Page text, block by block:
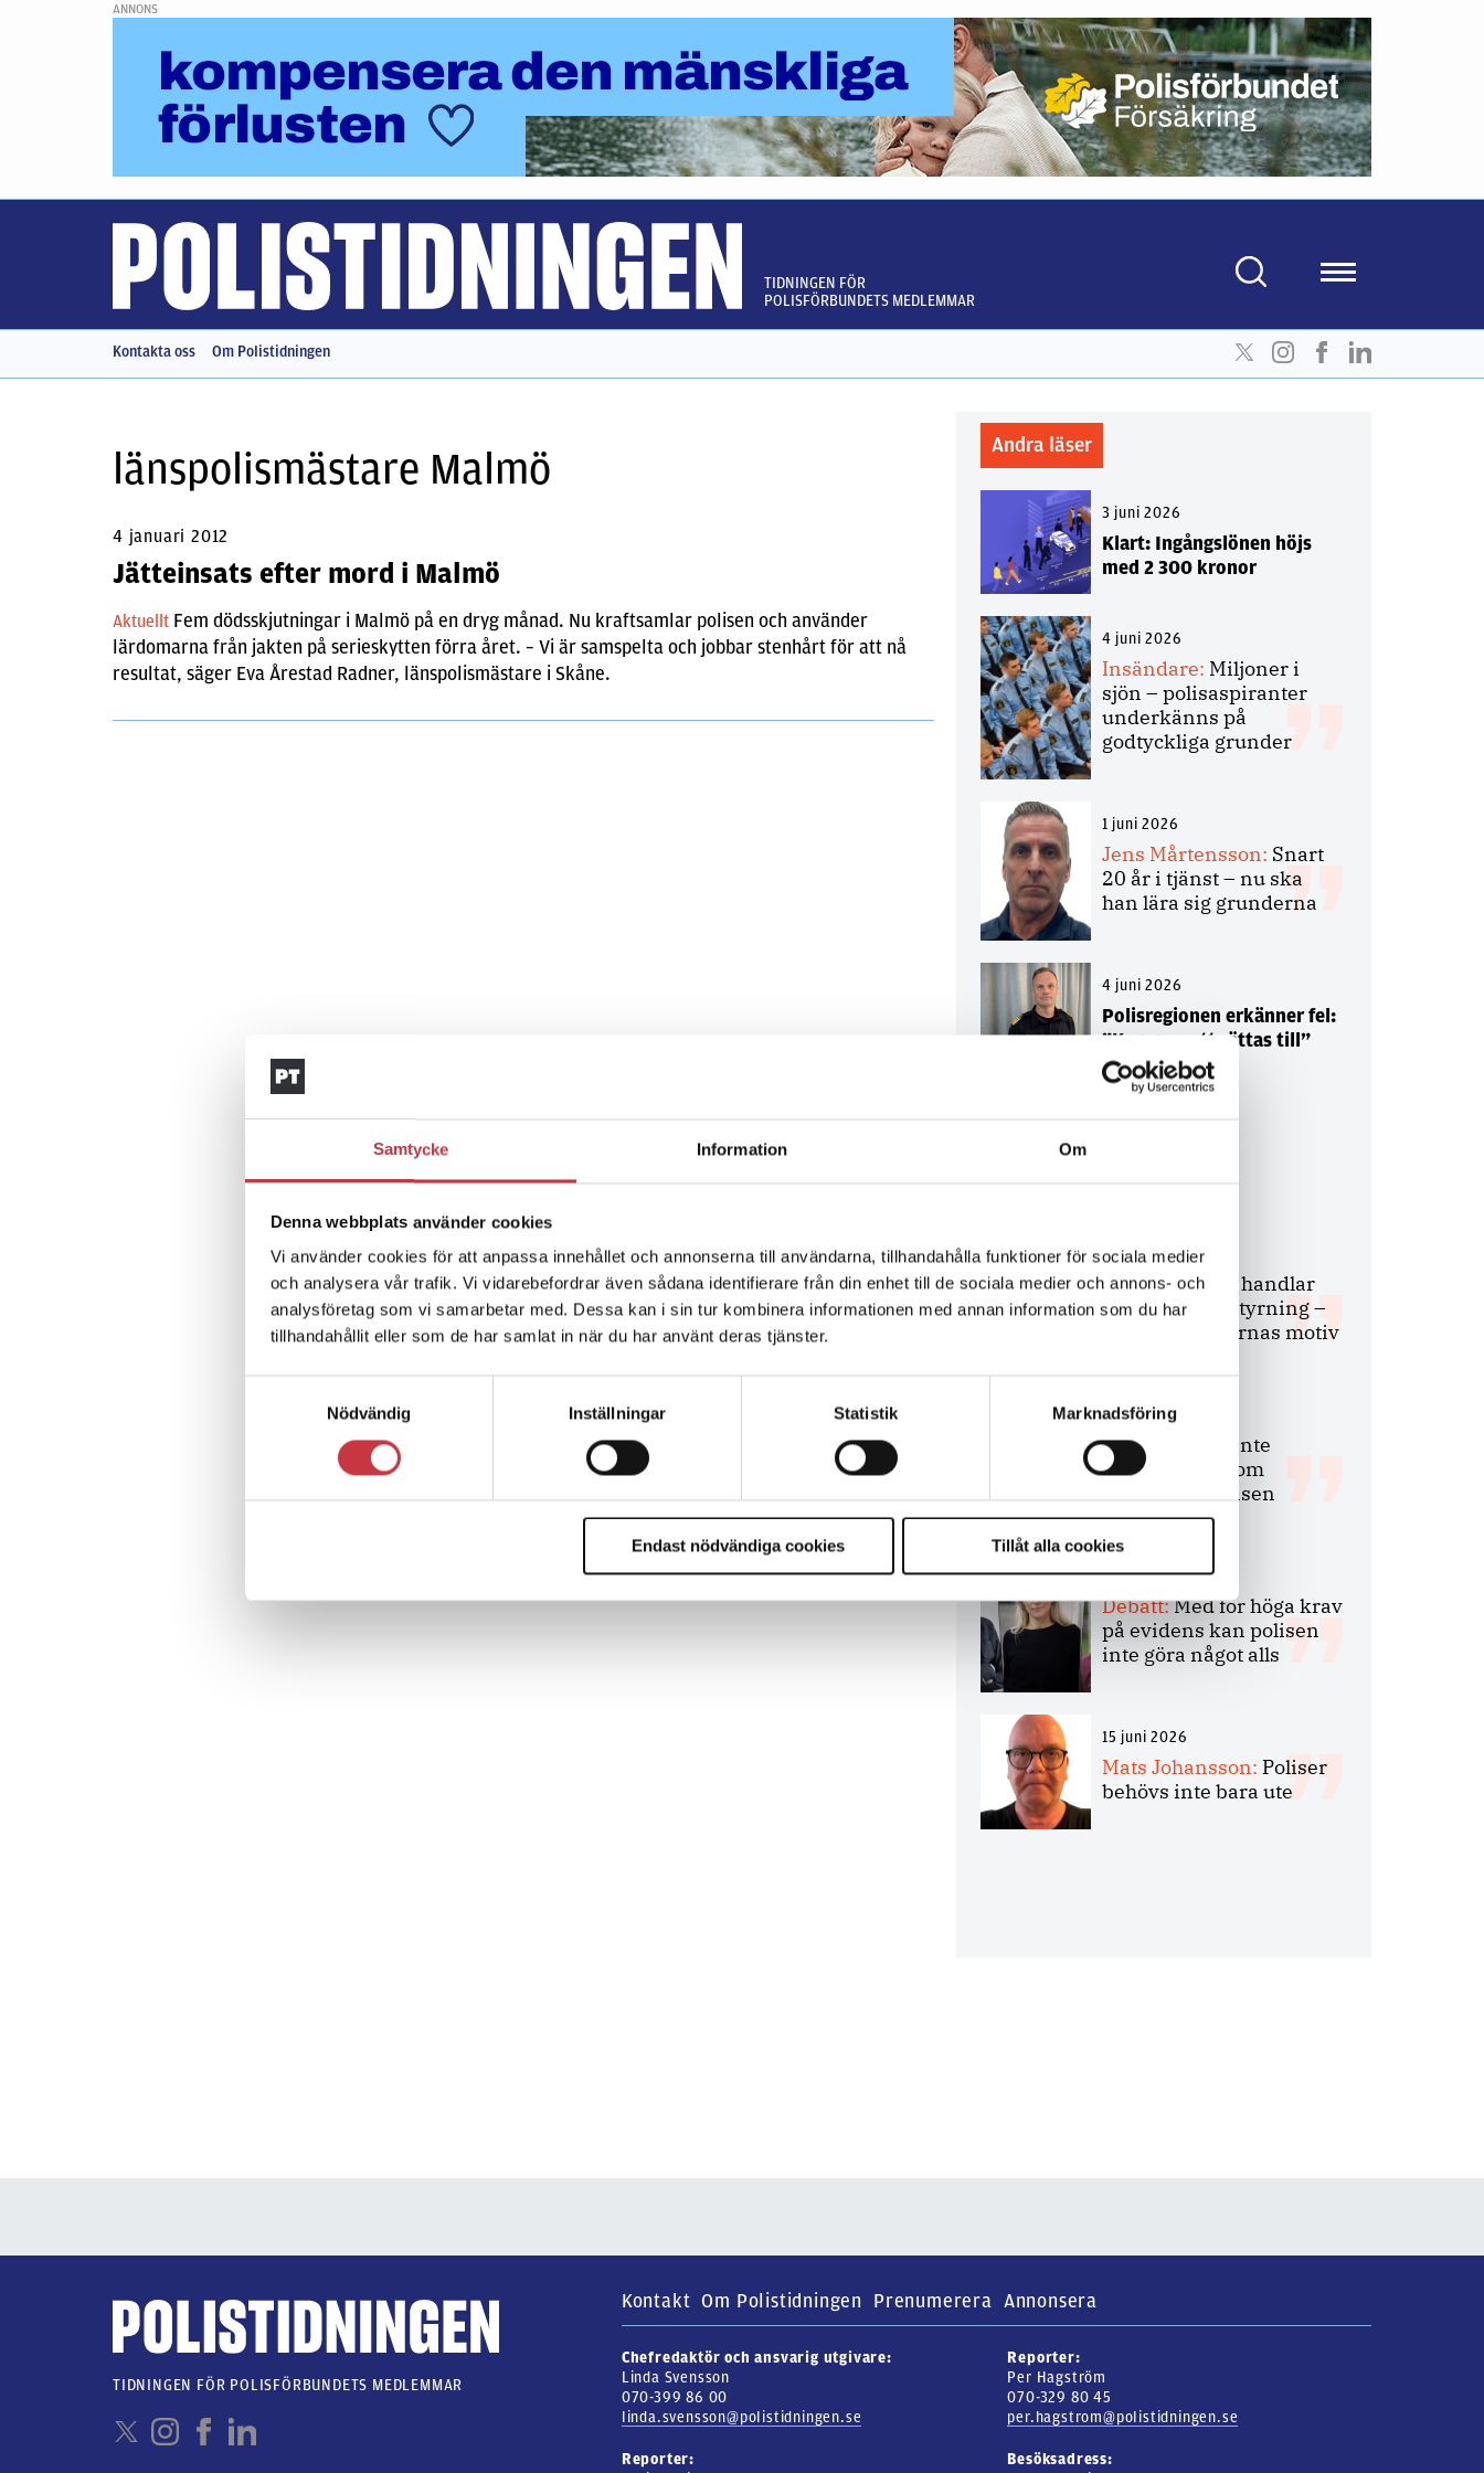
Samtycke Information Om
Denna webbplats använder cookies
Vi använder cookies för att anpassa innehållet och annonserna till användarna, tillhandahålla funktioner för sociala medier
och analysera vår trafik. Vi vidarebefordrar även sådana identifierare från din enhet till de sociala medier och annons- och
analysföretag som vi samarbetar med. Dessa kan i sin tur kombinera informationen med annan information som du har
tillhandahållit eller som de har samlat in när du har använt deras tjänster.
Nödvändig
Inställningar Statistik Marknadsföring
Endast nödvändiga cookies Tillåt alla cookies
ANNONS
TIDNINGEN FÖR
POLISFÖRBUNDETS MEDLEMMAR
Kontakta oss Om Polistidningen
länspolismästare Malmö
4 januari 2012
Jätteinsats efter mord i Malmö
Aktuellt Fem dödsskjutningar i Malmö på en dryg månad. Nu kraftsamlar polisen och använder
lärdomarna från jakten på serieskytten förra året. – Vi är samspelta och jobbar stenhårt för att nå
resultat, säger Eva Årestad Radner, länspolismästare i Skåne.
Andra läser
3 juni 2026
Klart: Ingångslönen höjs
med 2 300 kronor
4 juni 2026
Insändare: Miljoner i
sjön – polisaspiranter
underkänns på
godtyckliga grunder
1 juni 2026
Jens Mårtensson: Snart
20 år i tjänst – nu ska
han lära sig grunderna
4 juni 2026
Polisregionen erkänner fel:
”Kommer att rättas till”
Debatt
9 juli 2026
Slutreplik:Det handlar
om kunskapsstyrning –
inte om forskarnas motiv
8 juli 2026
Replik:
Det är inte
evidenskrav som
bakbinder polisen
7 juli 2026
Debatt:Med för höga krav
på evidens kan polisen
inte göra något alls
15 juni 2026
Mats Johansson: Poliser
behövs inte bara ute
Kontakt Om Polistidningen Prenumerera Annonsera
Chefredaktör och ansvarig utgivare:
Linda Svensson
070-399 86 00
linda.svensson@polistidningen.se
Reporter:
Per Hagström
070-329 80 45
per.hagstrom@polistidningen.se
Reporter:
Besöksadress:
TIDNINGEN FÖR POLISFÖRBUNDETS MEDLEMMAR